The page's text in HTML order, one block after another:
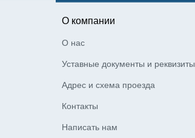
О компании
О нас
Уставные документы и реквизиты
Адрес и схема проезда
Контакты
Написать нам